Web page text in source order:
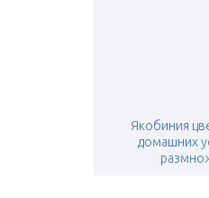
Якобиния
домашних